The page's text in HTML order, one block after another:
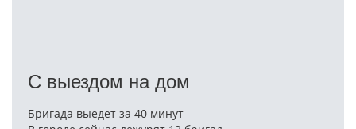
С выездом на дом
Бригада выедет за 40 минут